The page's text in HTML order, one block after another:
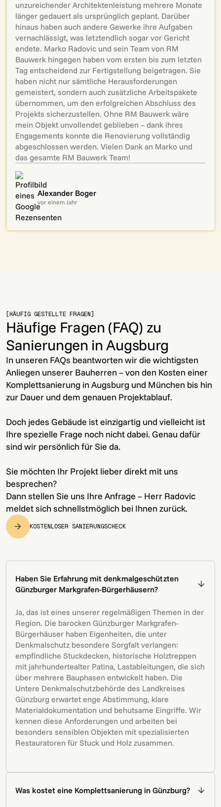
unzureichender Architektenleistung mehrere Monate
länger gedauert als ursprünglich geplant. Darüber
hinaus haben auch andere Gewerke ihre Aufgaben
vernachlässigt, was letztendlich sogar vor Gericht
endete. Marko Radovic und sein Team von RM
Bauwerk hingegen haben vom ersten bis zum letzten
Tag entscheidend zur Fertigstellung beigetragen. Sie
haben nicht nur sämtliche Herausforderungen
gemeistert, sondern auch zusätzliche Arbeitspakete
übernommen, um den erfolgreichen Abschluss des
Projekts sicherzustellen. Ohne RM Bauwerk wäre
mein Objekt unvollendet geblieben – dank ihres
Engagements konnte die Renovierung vollständig
abgeschlossen werden. Vielen Dank an Marko und
das gesamte RM Bauwerk Team!
Alexander Boger
vor einem Jahr
[HÄUFIG GESTELLTE FRAGEN]
Häufige Fragen (FAQ) zu
Sanierungen in Augsburg
In unseren FAQs beantworten wir die wichtigsten
Anliegen unserer Bauherren – von den Kosten einer
Komplettsanierung in Augsburg und München bis hin
zur Dauer und dem genauen Projektablauf.
Doch jedes Gebäude ist einzigartig und vielleicht ist
Ihre spezielle Frage noch nicht dabei. Genau dafür
sind wir persönlich für Sie da.
Sie möchten Ihr Projekt lieber direkt mit uns
besprechen?
Dann stellen Sie uns Ihre Anfrage – Herr Radovic
meldet sich schnellstmöglich bei Ihnen zurück.
KOSTENLOSER SANIERUNGSCHECK
Haben Sie Erfahrung mit denkmalgeschützten
Günzburger Markgrafen-Bürgerhäusern?
Ja, das ist eines unserer regelmäßigen Themen in der
Region. Die barocken Günzburger Markgrafen-
Bürgerhäuser haben Eigenheiten, die unter
Denkmalschutz besondere Sorgfalt verlangen:
empfindliche Stuckdecken, historische Holztreppen
mit jahrhundertealter Patina, Lastableitungen, die sich
über mehrere Bauphasen entwickelt haben. Die
Untere Denkmalschutzbehörde des Landkreises
Günzburg erwartet enge Abstimmung, klare
Materialdokumentation und behutsame Eingriffe. Wir
kennen diese Anforderungen und arbeiten bei
besonders sensiblen Objekten mit spezialisierten
Restauratoren für Stuck und Holz zusammen.
Was kostet eine Komplettsanierung in Günzburg?